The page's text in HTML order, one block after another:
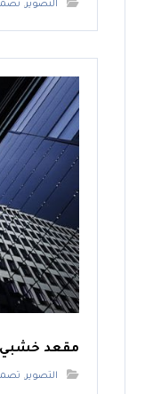
التصوير,
مقعد خشبي
التصوير,